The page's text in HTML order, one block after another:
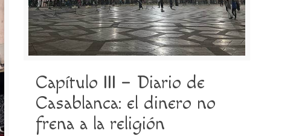
Capítulo III – Diario de
Casablanca: el dinero no
frena a la religión